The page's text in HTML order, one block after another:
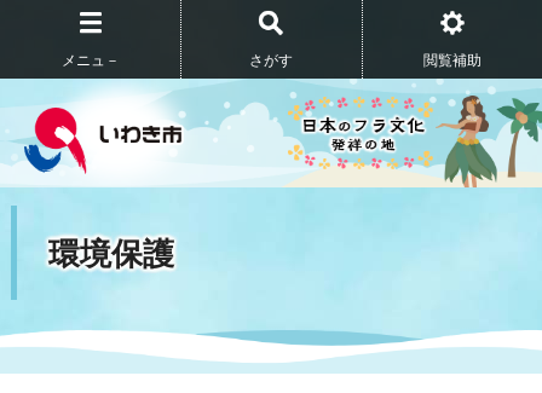
メニュ－ さがす 閲覧補助
環境保護